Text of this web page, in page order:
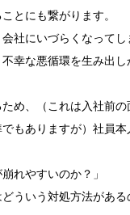
とにも繋がります。
社にいづらくなって
幸な悪循環を生み出し
め、（これは入社前
もありますが）社員本
れやすいのか？」
ういう対処方法がある